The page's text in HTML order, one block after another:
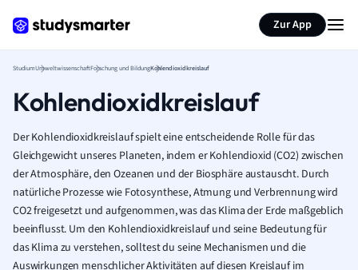
Zur App
StudiumUmweltwissenschaftForschung und BildungKohlendioxidkreislauf
Kohlendioxidkreislauf
Der Kohlendioxidkreislauf spielt eine entscheidende Rolle für das
Gleichgewicht unseres Planeten, indem er Kohlendioxid (CO2) zwischen
der Atmosphäre, den Ozeanen und der Biosphäre austauscht. Durch
natürliche Prozesse wie Fotosynthese, Atmung und Verbrennung wird
CO2 freigesetzt und aufgenommen, was das Klima der Erde maßgeblich
beeinflusst. Um den Kohlendioxidkreislauf und seine Bedeutung für
das Klima zu verstehen, solltest du seine Mechanismen und die
Auswirkungen menschlicher Aktivitäten auf diesen Kreislauf im